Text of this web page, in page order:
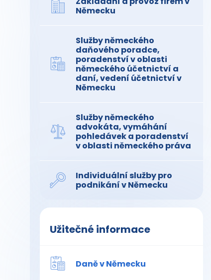
Německu
Služby německého
daňového poradce,
poradenství v oblasti
německého účetnictví a
daní, vedení účetnictví v
Německu
Služby německého
advokáta, vymáhání
pohledávek a poradenství
v oblasti německého práva
Individuální služby pro
podnikání v Německu
Užitečné informace
Daně v Německu